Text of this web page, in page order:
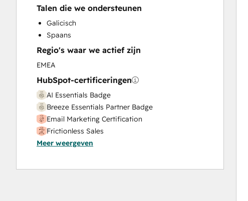
Talen die we ondersteunen
Galicisch
Spaans
Regio's waar we actief zijn
EMEA
HubSpot-certificeringen
AI Essentials Badge
Breeze Essentials Partner Badge
Email Marketing Certification
Frictionless Sales
HubSpot Reporting
Inbound
Meer weergeven